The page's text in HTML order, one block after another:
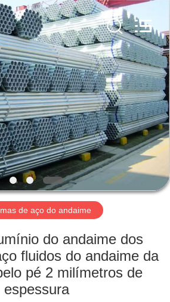
de aço do andaime
do andaime dos
fluidos do andaime da
pé 2 milímetros de
espessura